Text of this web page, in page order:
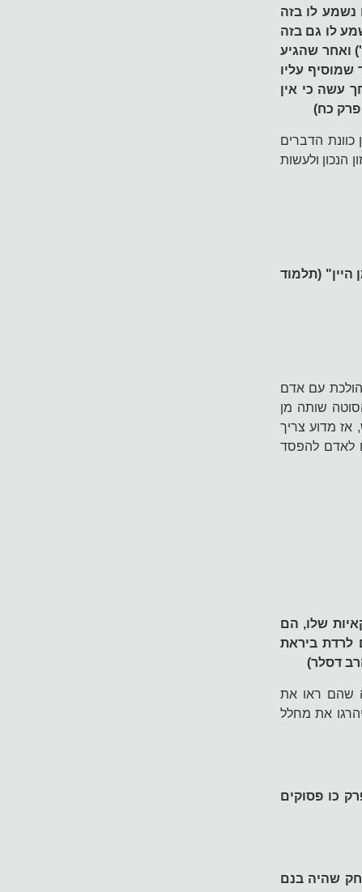
נשמע לו בזה
לו גם בזה
ואחר שהגיע
עליו
עשה כי אין
כח)
הדברים
הנכון ולעשות
(תלמוד
עם אדם
שותה מן
מדוע צריך
לאדם להפסד
שלו, הם
לרדת ביראת
דסלר)
שהם ראו את
את מחלל
כו פסוקים
שהיה בנם